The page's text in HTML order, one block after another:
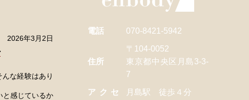
2026年3月2日
な経験はあり
と感じているか
電話 070-8421-5942
住所
〒104-0052
東京都中央区月島3-3-
7
アクセ
月島駅 徒歩４分